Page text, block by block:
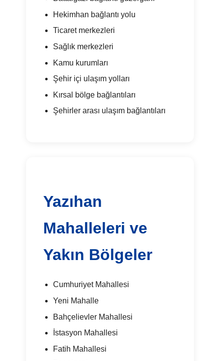
Hekimhan bağlantı yolu
Ticaret merkezleri
Sağlık merkezleri
Kamu kurumları
Şehir içi ulaşım yolları
Kırsal bölge bağlantıları
Şehirler arası ulaşım bağlantıları
Yazıhan
Mahalleleri ve
Yakın Bölgeler
Cumhuriyet Mahallesi
Yeni Mahalle
Bahçelievler Mahallesi
İstasyon Mahallesi
Fatih Mahallesi